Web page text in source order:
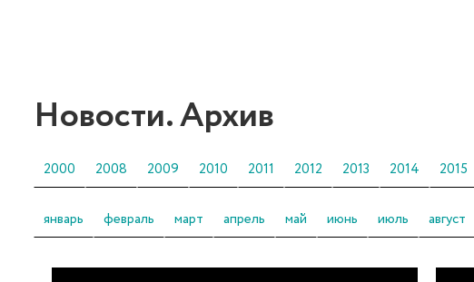
Новости. Архив
2000 2008 2009 2010 2011 2012 2013 2014 2015
январь февраль март апрель май июнь июль август